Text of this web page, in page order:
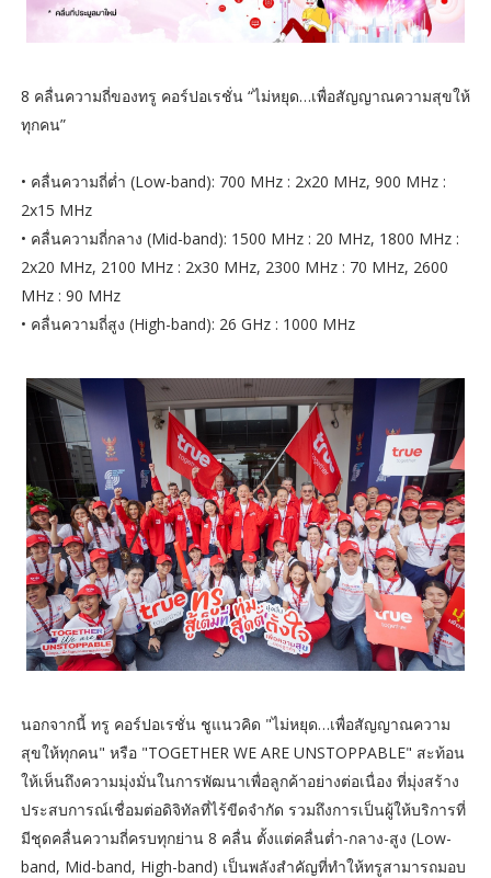
8 คลื่นความถี่ของทรู คอร์ปอเรชั่น “ไม่หยุด…เพื่อสัญญาณความสุขให้
ทุกคน”
• คลื่นความถี่ต่ำ (Low-band): 700 MHz : 2x20 MHz, 900 MHz :
2x15 MHz
• คลื่นความถี่กลาง (Mid-band): 1500 MHz : 20 MHz, 1800 MHz :
2x20 MHz, 2100 MHz : 2x30 MHz, 2300 MHz : 70 MHz, 2600
MHz : 90 MHz
• คลื่นความถี่สูง (High-band): 26 GHz : 1000 MHz
นอกจากนี้ ทรู คอร์ปอเรชั่น ชูแนวคิด "ไม่หยุด…เพื่อสัญญาณความ
สุขให้ทุกคน" หรือ "TOGETHER WE ARE UNSTOPPABLE" สะท้อน
ให้เห็นถึงความมุ่งมั่นในการพัฒนาเพื่อลูกค้าอย่างต่อเนื่อง ที่มุ่งสร้าง
ประสบการณ์เชื่อมต่อดิจิทัลที่ไร้ขีดจำกัด รวมถึงการเป็นผู้ให้บริการที่
มีชุดคลื่นความถี่ครบทุกย่าน 8 คลื่น ตั้งแต่คลื่นต่ำ-กลาง-สูง (Low-
band, Mid-band, High-band) เป็นพลังสำคัญที่ทำให้ทรูสามารถมอบ